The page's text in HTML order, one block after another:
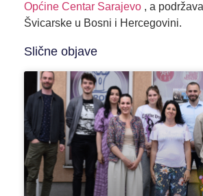
Općine Centar Sarajevo , a
Švicarske u Bosni i Hercegovini.
Slične objave